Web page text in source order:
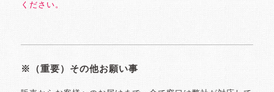
ください。
※（重要）その他お願い事